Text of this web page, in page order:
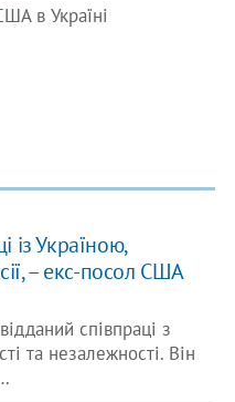
в Україні
із Україною,
– екс-посол США
співпраці з
та незалежності. Він